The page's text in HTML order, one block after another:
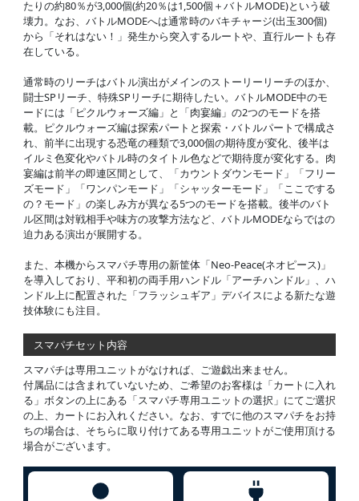
たりの約80％が3,000個(約20％は1,500個＋バトルMODE)という破
壊力。なお、バトルMODEへは通常時のバキチャージ(出玉300個)
から「それはない！」発生から突入するルートや、直行ルートも存
在している。
通常時のリーチはバトル演出がメインのストーリーリーチのほか、
闘士SPリーチ、特殊SPリーチに期待したい。バトルMODE中のモ
ードには「ピクルウォーズ編」と「肉宴編」の2つのモードを搭
載。ピクルウォーズ編は探索パートと探索・バトルパートで構成さ
れ、前半に出現する恐竜の種類で3,000個の期待度が変化、後半は
イルミ色変化やバトル時のタイトル色などで期待度が変化する。肉
宴編は前半の即連区間として、「カウントダウンモード」「フリー
ズモード」「ワンパンモード」「シャッターモード」「ここでする
の？モード」の楽しみ方が異なる5つのモードを搭載。後半のバト
ル区間は対戦相手や味方の攻撃方法など、バトルMODEならではの
迫力ある演出が展開する。
また、本機からスマパチ専用の新筐体「Neo-Peace(ネオピース)」
を導入しており、平和初の両手用ハンドル「アーチハンドル」、ハ
ンドル上に配置された「フラッシュギア」デバイスによる新たな遊
技体験にも注目。
スマパチセット内容
スマパチは専用ユニットがなければ、ご遊戯出来ません。
付属品には含まれていないため、ご希望のお客様は「カートに入れ
る」ボタンの上にある「スマパチ専用ユニットの選択」にてご選択
の上、カートにお入れください。なお、すでに他のスマパチをお持
ちの場合は、そちらに取り付けてある専用ユニットがご使用頂ける
場合がございます。